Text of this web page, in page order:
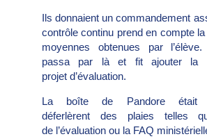
Ils donnaient un commandement
contrôle continu prend en compte
moyennes obtenues par
passa par là et fit ajouter la
projet d’évaluation.
La boîte de Pandore était
déferlèrent des plaies telles
de l’évaluation ou la FAQ